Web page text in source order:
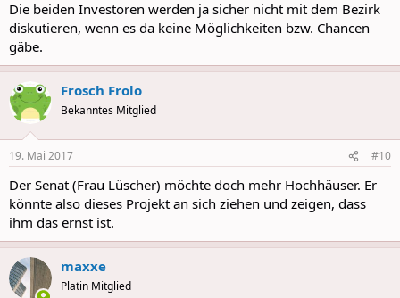
Die beiden Investoren werden ja sicher nicht mit dem Bezirk
diskutieren, wenn es da keine Möglichkeiten bzw. Chancen
gäbe.
Frosch Frolo
Bekanntes Mitglied
19. Mai 2017 #10
Der Senat (Frau Lüscher) möchte doch mehr Hochhäuser. Er
könnte also dieses Projekt an sich ziehen und zeigen, dass
ihm das ernst ist.
maxxe
Platin Mitglied